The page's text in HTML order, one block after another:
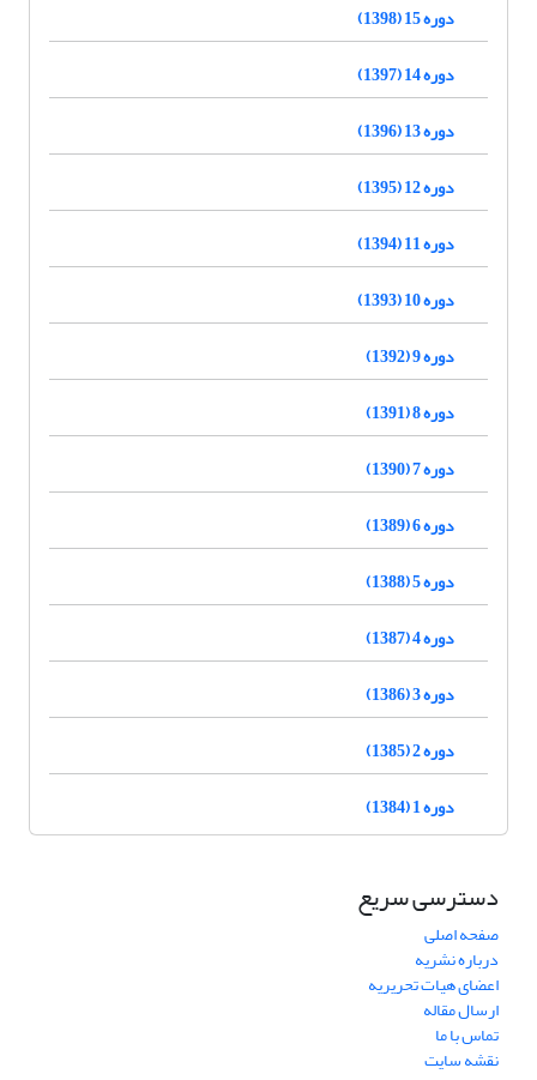
دوره 15 (1398)
دوره 14 (1397)
دوره 13 (1396)
دوره 12 (1395)
دوره 11 (1394)
دوره 10 (1393)
دوره 9 (1392)
دوره 8 (1391)
دوره 7 (1390)
دوره 6 (1389)
دوره 5 (1388)
دوره 4 (1387)
دوره 3 (1386)
دوره 2 (1385)
دوره 1 (1384)
دسترسی سریع
صفحه اصلی
درباره نشریه
اعضای هیات تحریریه
ارسال مقاله
تماس با ما
نقشه سایت